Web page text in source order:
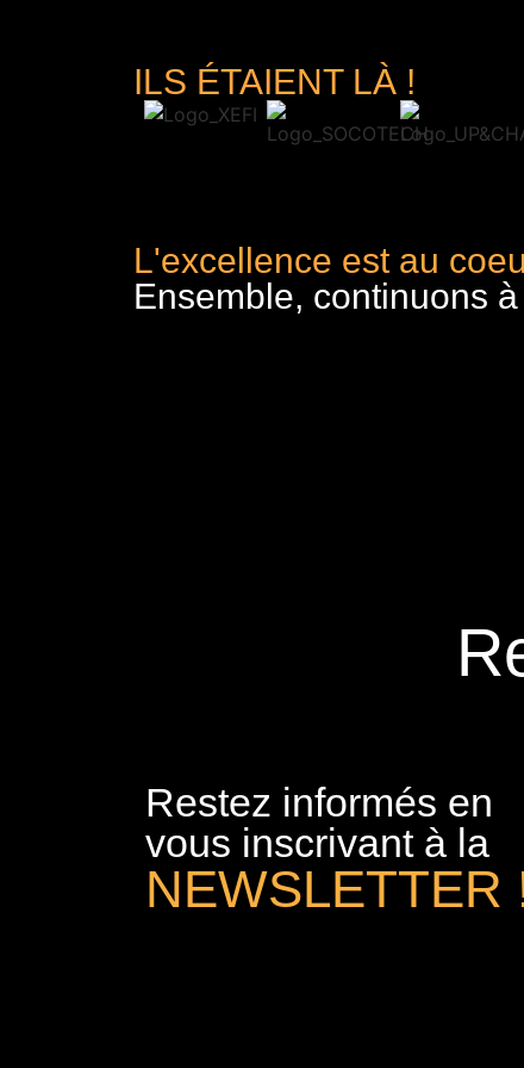
ILS ÉTAIENT LÀ !
L'excellence est au
Ensemble, continuons
Restez informés en
vous inscrivant à la
NEWSLETTER